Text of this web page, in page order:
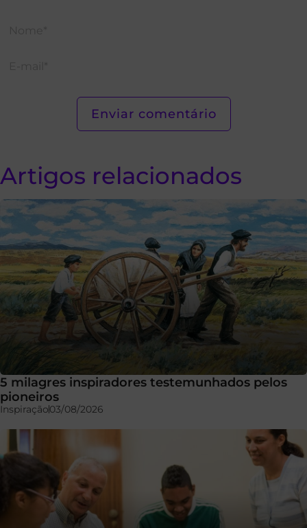
Artigos relacionados
5 milagres inspiradores testemunhados pelos
pioneiros
Inspiração03/08/2026